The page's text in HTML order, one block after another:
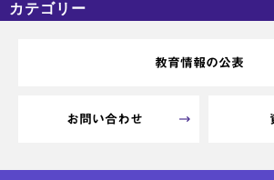
カテゴリー
教育情報の公表
お問い合わせ